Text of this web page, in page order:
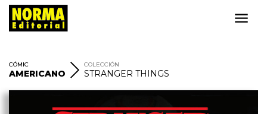
CÓMIC
AMERICANO
COLECCIÓN
STRANGER THINGS